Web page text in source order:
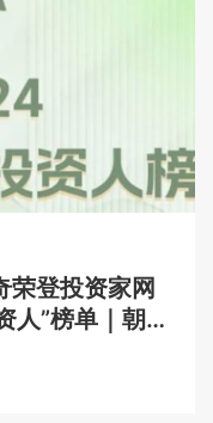
荣登投资家网
人”榜单｜朝